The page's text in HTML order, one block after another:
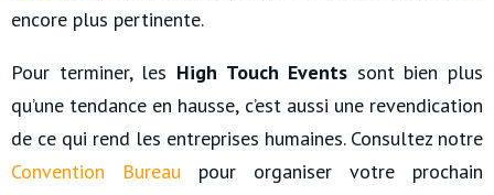
encore plus pertinente.
Pour terminer, les High Touch Events sont bien plus
qu’une tendance en hausse, c’est aussi une revendication
de ce qui rend les entreprises humaines. Consultez notre
Convention Bureau pour organiser votre prochain